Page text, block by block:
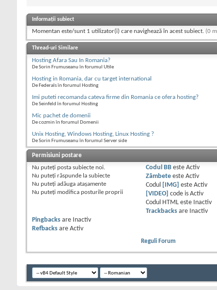
Informații subiect
Momentan este/sunt 1 utilizator(i) care navighează în acest subiect. (0
Thread-uri Similare
Hosting Afara Sau In Romania?
De Sorin Frumuseanu în forumul Utile
Hosting in Romania, dar cu target international
De Federals în forumul Hosting
Imi puteti recomanda cateva firme din Romania ce ofera hosting?
De Seinfeld în forumul Hosting
Mic pachet de domenii
De cozmin în forumul Domenii
Unix Hosting, Windows Hosting, Linux Hosting ?
De Sorin Frumuseanu în forumul Server side
Permisiuni postare
Nu puteţi posta subiecte noi.
Nu puteţi răspunde la subiecte
Nu puteţi adăuga ataşamente
Nu puteţi modifica posturile proprii
Codul BBeste Activ
Zâmbeteeste Activ
Codul
[IMG] este Activ
[VIDEO] code is Activ
Codul HTML este
Inactiv
Trackbacksare
Inactiv
Pingbacks are
Inactiv
Refbacks are Activ
Reguli Forum